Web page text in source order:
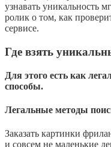
узнавать уникальность
ролик о том, как
сервисе.
Где взять
Для этого есть как
способы.
Легальные методы
Заказать картинки
и совсем не маленькие